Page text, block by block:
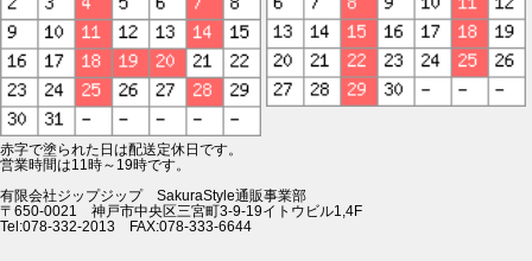
赤字で塗られた日は配送定休日です。
営業時間は11時～19時です。
有限会社ジップジップ SakuraStyle通販事業部
〒650-0021 神戸市中央区三宮町3-9-19イトウビル1,4F
Tel:078-332-2013 FAX:078-333-6644